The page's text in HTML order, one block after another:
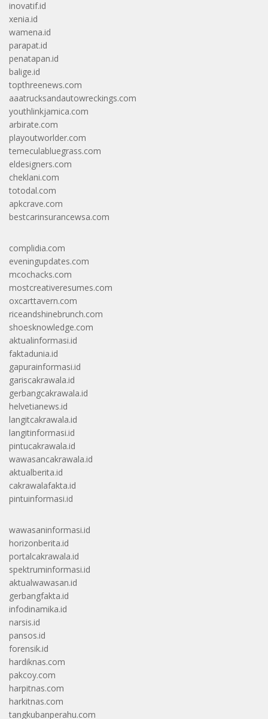
inovatif.id
xenia.id
wamena.id
parapat.id
penatapan.id
balige.id
topthreenews.com
aaatrucksandautowreckings.com
youthlinkjamica.com
arbirate.com
playoutworlder.com
temeculabluegrass.com
eldesigners.com
cheklani.com
totodal.com
apkcrave.com
bestcarinsurancewsa.com
complidia.com
eveningupdates.com
mcochacks.com
mostcreativeresumes.com
oxcarttavern.com
riceandshinebrunch.com
shoesknowledge.com
aktualinformasi.id
faktadunia.id
gapurainformasi.id
gariscakrawala.id
gerbangcakrawala.id
helvetianews.id
langitcakrawala.id
langitinformasi.id
pintucakrawala.id
wawasancakrawala.id
aktualberita.id
cakrawalafakta.id
pintuinformasi.id
wawasaninformasi.id
horizonberita.id
portalcakrawala.id
spektruminformasi.id
aktualwawasan.id
gerbangfakta.id
infodinamika.id
narsis.id
pansos.id
forensik.id
hardiknas.com
pakcoy.com
harpitnas.com
harkitnas.com
tangkubanperahu.com